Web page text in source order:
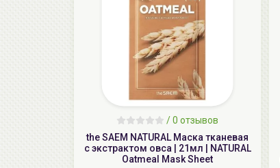
/0 отзывов
the SAEM NATURAL Маска тканевая
с экстрактом овса | 21мл | NATURAL
Oatmeal Mask Sheet